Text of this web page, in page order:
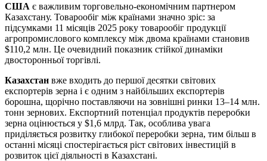
США є важливим торговельно-економічним партнером
Казахстану. Товарообіг між країнами значно зріс: за
підсумками 11 місяців 2025 року товарообіг продукції
агропромислового комплексу між двома країнами становив
$110,2 млн. Це очевидний показник стійкої динаміки
двосторонньої торгівлі.
Казахстан вже входить до першої десятки світових
експортерів зерна і є одним з найбільших експортерів
борошна, щорічно поставляючи на зовнішні ринки 13–14 млн.
тонн зернових. Експортний потенціал продуктів переробки
зерна оцінюється у $1,6 млрд. Так, особлива увага
приділяється розвитку глибокої переробки зерна, тим більш в
останні місяці спостерігається ріст світових інвестицій в
розвиток цієї діяльності в Казахстані.